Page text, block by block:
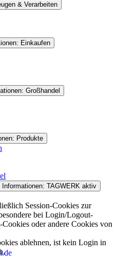
& Verarbeiten
Einkaufen
Großhandel
Produkte
Informationen: TAGWERK aktiv
Session-Cookies zur
bei Login/Logout-
oder andere Cookies von
ablehnen, ist kein Login in